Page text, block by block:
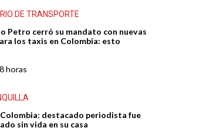
DE TRANSPORTE
Petro cerró su mandato con nuevas
los taxis en Colombia: esto
8 horas
destacado periodista fue
sin vida en su casa